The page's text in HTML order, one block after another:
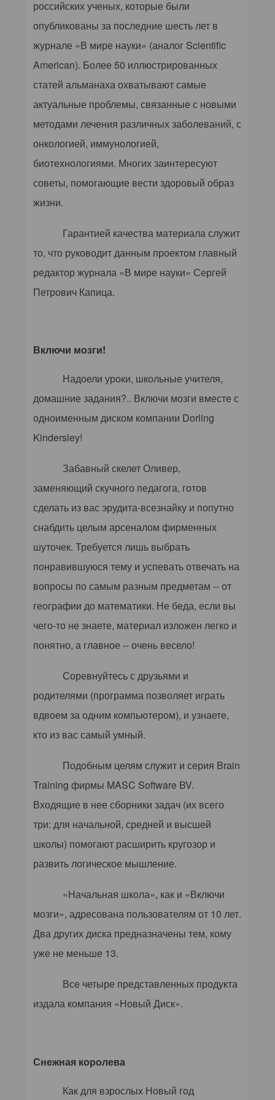
российских ученых, которые были
опубликованы за последние шесть лет в
журнале «В мире науки» (аналог Scientific
American). Более 50 иллюстрированных
статей альманаха охватывают самые
актуальные проблемы, связанные с новыми
методами лечения различных заболеваний, с
онкологией, иммунологией,
биотехнологиями. Многих заинтересуют
советы, помогающие вести здоровый образ
жизни.
Гарантией качества материала служит
то, что руководит данным проектом главный
редактор журнала «В мире науки» Сергей
Петрович Капица.
Включи мозги!
Надоели уроки, школьные учителя,
домашние задания?.. Включи мозги вместе с
одноименным диском компании Dorling
Kindersley!
Забавный скелет Оливер,
заменяющий скучного педагога, готов
сделать из вас эрудита-всезнайку и попутно
снабдить целым арсеналом фирменных
шуточек. Требуется лишь выбрать
понравившуюся тему и успевать отвечать на
вопросы по самым разным предметам -- от
географии до математики. Не беда, если вы
чего-то не знаете, материал изложен легко и
понятно, а главное -- очень весело!
Соревнуйтесь с друзьями и
родителями (программа позволяет играть
вдвоем за одним компьютером), и узнаете,
кто из вас самый умный.
Подобным целям служит и серия Brain
Training фирмы MASC Software BV.
Входящие в нее сборники задач (их всего
три: для начальной, средней и высшей
школы) помогают расширить кругозор и
развить логическое мышление.
«Начальная школа», как и «Включи
мозги», адресована пользователям от 10 лет.
Два других диска предназначены тем, кому
уже не меньше 13.
Все четыре представленных продукта
издала компания «Новый Диск».
Снежная королева
Как для взрослых Новый год